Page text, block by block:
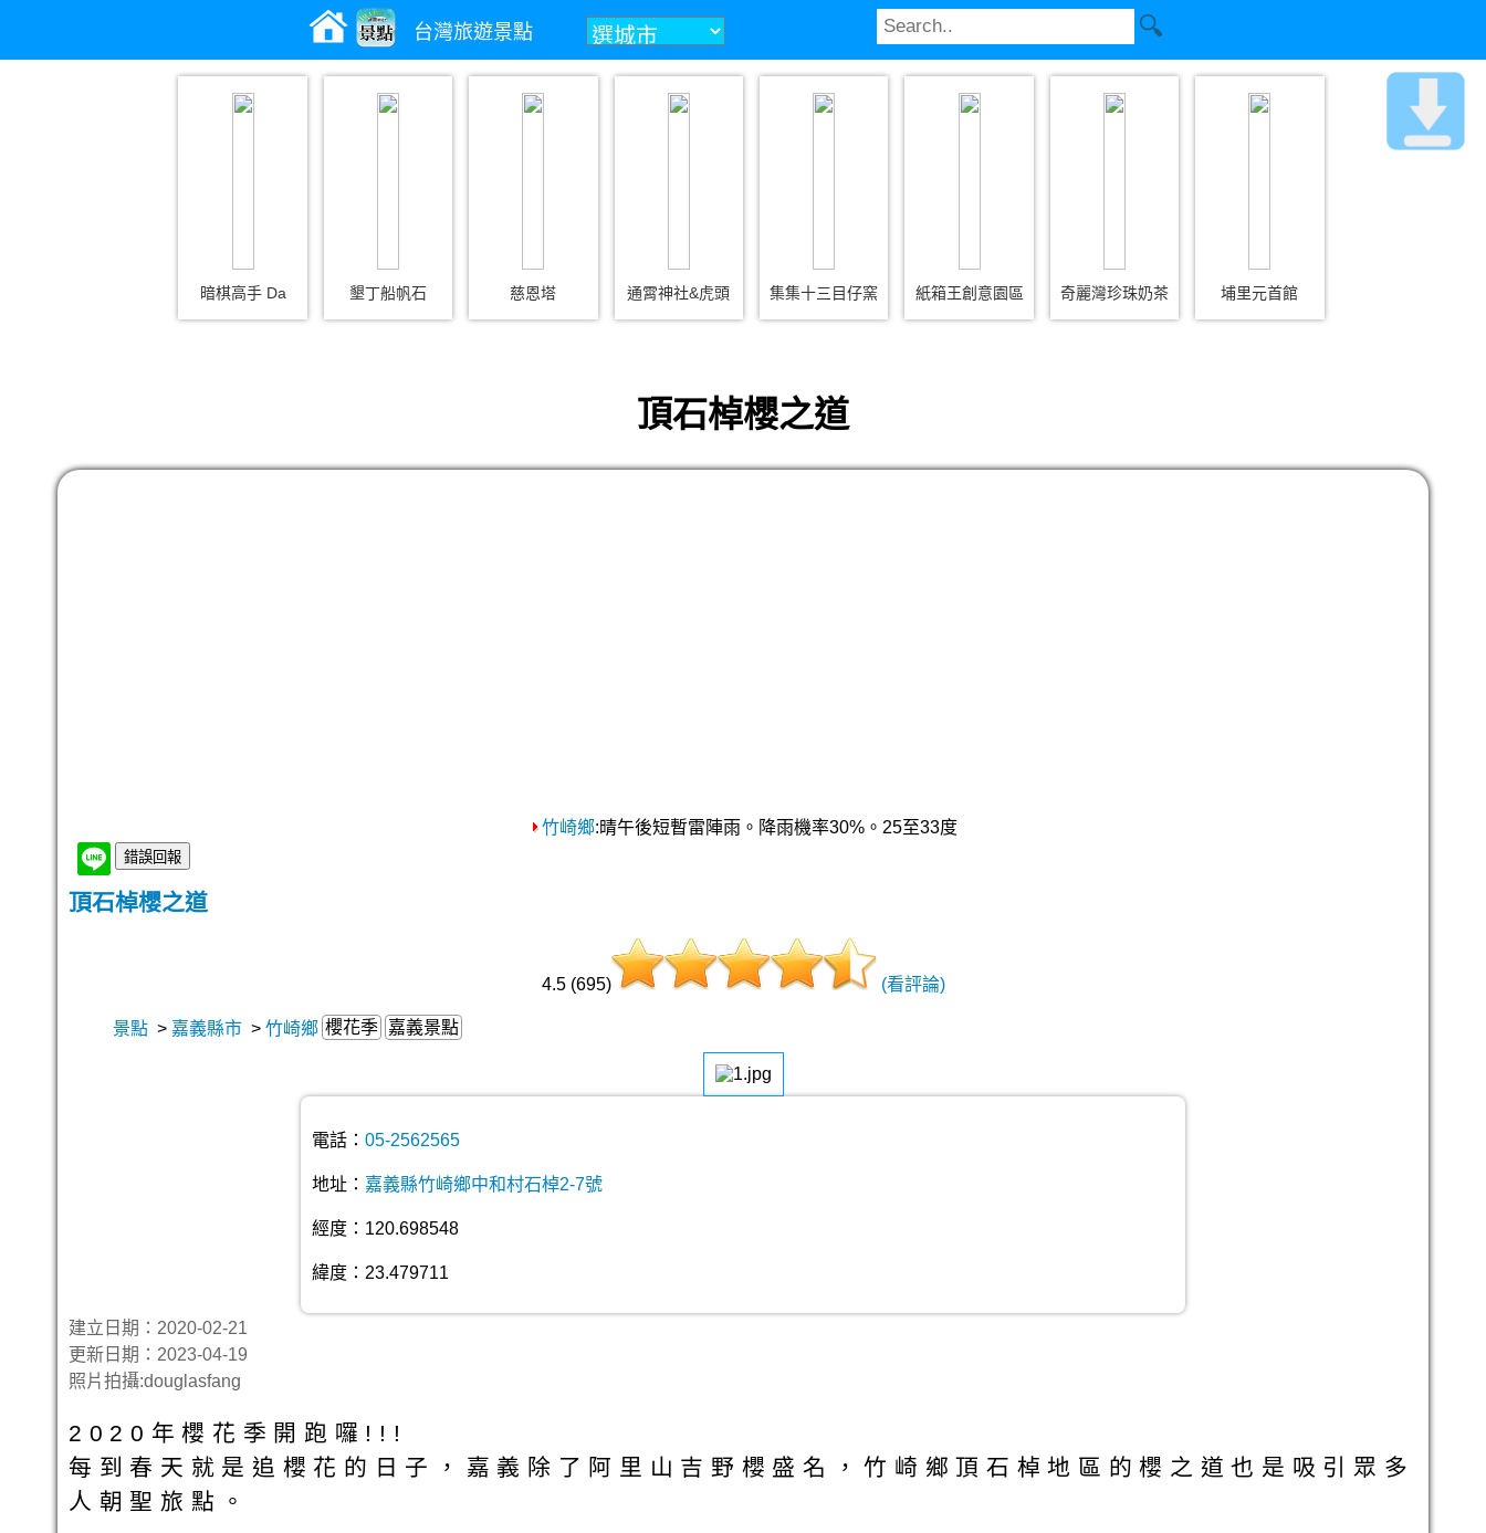
台灣旅遊景點
暗棋高手 Da 墾丁船帆石 慈恩塔 通霄神社&虎頭 集集十三目仔窯 紙箱王創意園區 奇麗灣珍珠奶茶 埔里元首館
頂石棹櫻之道
竹崎鄉:晴午後短暫雷陣雨。降雨機率30%。25至33度
頂石棹櫻之道
4.5 (695) (看評論)
景點 > 嘉義縣市 > 竹崎鄉 櫻花季 嘉義景點
電話： 05-2562565
地址： 嘉義縣竹崎鄉中和村石棹2-7號
經度：120.698548
緯度：23.479711
建立日期：2020-02-21
更新日期：2023-04-19
照片拍攝:douglasfang
2020年櫻花季開跑囉!!!
每到春天就是追櫻花的日子，嘉義除了阿里山吉野櫻盛名，竹崎鄉頂石棹地區的櫻之道也是吸引眾多
人朝聖旅點。